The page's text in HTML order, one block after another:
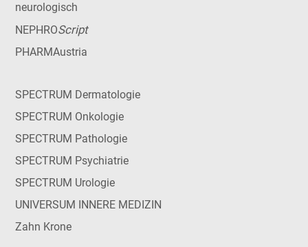
neurologisch
NEPHROScript
PHARMAustria
SPECTRUM Dermatologie
SPECTRUM Onkologie
SPECTRUM Pathologie
SPECTRUM Psychiatrie
SPECTRUM Urologie
UNIVERSUM INNERE MEDIZIN
Zahn Krone